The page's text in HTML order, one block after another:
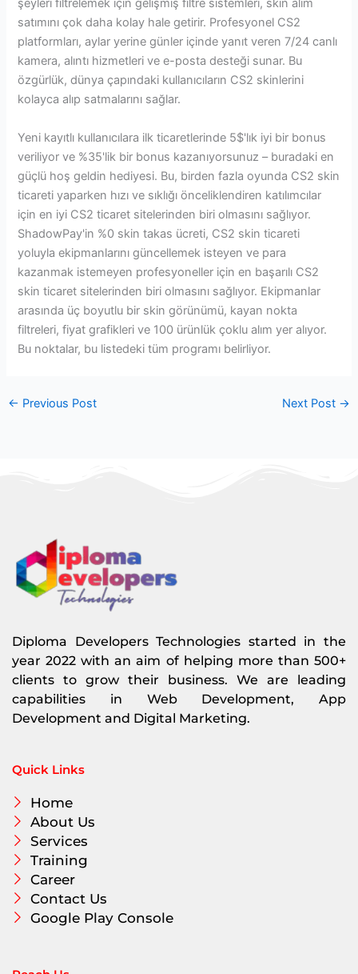
şeyleri filtrelemek için gelişmiş filtre sistemleri, skin alım
satımını çok daha kolay hale getirir. Profesyonel CS2
platformları, aylar yerine günler içinde yanıt veren 7/24 canlı
kamera, alıntı hizmetleri ve e-posta desteği sunar. Bu
özgürlük, dünya çapındaki kullanıcıların CS2 skinlerini
kolayca alıp satmalarını sağlar.
Yeni kayıtlı kullanıcılara ilk ticaretlerinde 5$'lık iyi bir bonus
veriliyor ve %35'lik bir bonus kazanıyorsunuz – buradaki en
güçlü hoş geldin hediyesi. Bu, birden fazla oyunda CS2 skin
ticareti yaparken hızı ve sıklığı önceliklendiren katılımcılar
için en iyi CS2 ticaret sitelerinden biri olmasını sağlıyor.
ShadowPay'in %0 skin takas ücreti, CS2 skin ticareti
yoluyla ekipmanlarını güncellemek isteyen ve para
kazanmak istemeyen profesyoneller için en başarılı CS2
skin ticaret sitelerinden biri olmasını sağlıyor. Ekipmanlar
arasında üç boyutlu bir skin görünümü, kayan nokta
filtreleri, fiyat grafikleri ve 100 ürünlük çoklu alım yer alıyor.
Bu noktalar, bu listedeki tüm programı belirliyor.
← Previous Post Next Post →
Diploma Developers Technologies started in the
year 2022 with an aim of helping more than 500+
clients to grow their business. We are leading
capabilities in Web Development, App
Development and Digital Marketing.
Quick Links
Home
About Us
Services
Training
Career
Contact Us
Google Play Console